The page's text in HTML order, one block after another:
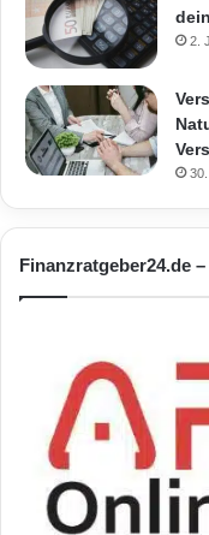
2.
Finanzratgeber24.de